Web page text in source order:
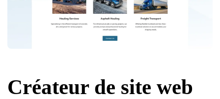
Créateur de site web